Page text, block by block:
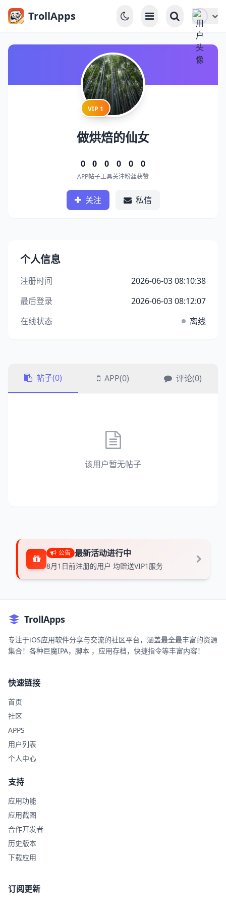
TrollApps
VIP 1
做烘焙的仙女
0
APP
0
帖子
0
工具
0
关注
0
粉丝
0
获赞
关注 私信
个人信息
注册时间
2026-06-03 08:10:38
最后登录
2026-06-03 08:12:07
在线状态
离线
帖子(0) APP(0) 评论(0)
该用户暂无帖子
公告 最新活动进行中
8月1日前注册的用户 均赠送VIP1服务
TrollApps
专注于iOS应用软件分享与交流的社区平台，涵盖最全最丰富的资源
集合！各种巨魔IPA，脚本 ，应用存档，快捷指令等丰富内容！
快速链接
首页
社区
APPS
用户列表
个人中心
支持
应用功能
应用截图
合作开发者
历史版本
下载应用
订阅更新